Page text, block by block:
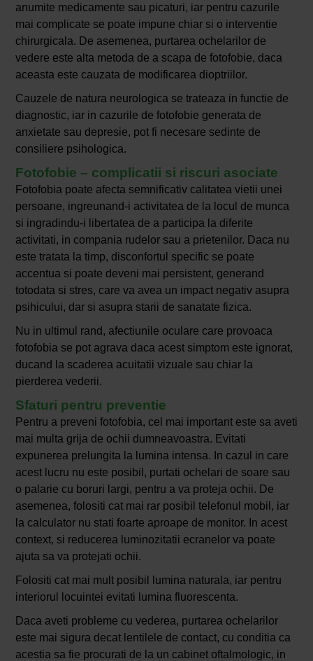
anumite medicamente sau picaturi, iar pentru cazurile
mai complicate se poate impune chiar si o interventie
chirurgicala. De asemenea, purtarea ochelarilor de
vedere este alta metoda de a scapa de fotofobie, daca
aceasta este cauzata de modificarea dioptriilor.
Cauzele de natura neurologica se trateaza in functie de
diagnostic, iar in cazurile de fotofobie generata de
anxietate sau depresie, pot fi necesare sedinte de
consiliere psihologica.
Fotofobie – complicatii si riscuri asociate
Fotofobia poate afecta semnificativ calitatea vietii unei
persoane, ingreunand-i activitatea de la locul de munca
si ingradindu-i libertatea de a participa la diferite
activitati, in compania rudelor sau a prietenilor. Daca nu
este tratata la timp, disconfortul specific se poate
accentua si poate deveni mai persistent, generand
totodata si stres, care va avea un impact negativ asupra
psihicului, dar si asupra starii de sanatate fizica.
Nu in ultimul rand, afectiunile oculare care provoaca
fotofobia se pot agrava daca acest simptom este ignorat,
ducand la scaderea acuitatii vizuale sau chiar la
pierderea vederii.
Sfaturi pentru preventie
Pentru a preveni fotofobia, cel mai important este sa aveti
mai multa grija de ochii dumneavoastra. Evitati
expunerea prelungita la lumina intensa. In cazul in care
acest lucru nu este posibil, purtati ochelari de soare sau
o palarie cu boruri largi, pentru a va proteja ochii. De
asemenea, folositi cat mai rar posibil telefonul mobil, iar
la calculator nu stati foarte aproape de monitor. In acest
context, si reducerea luminozitatii ecranelor va poate
ajuta sa va protejati ochii.
Folositi cat mai mult posibil lumina naturala, iar pentru
interiorul locuintei evitati lumina fluorescenta.
Daca aveti probleme cu vederea, purtarea ochelarilor
este mai sigura decat lentilele de contact, cu conditia ca
acestia sa fie procurati de la un cabinet oftalmologic, in